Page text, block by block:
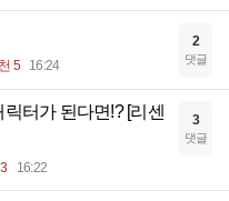
5 16:24
2
댓글
터가 된다면!? [리센
16:22
3
댓글